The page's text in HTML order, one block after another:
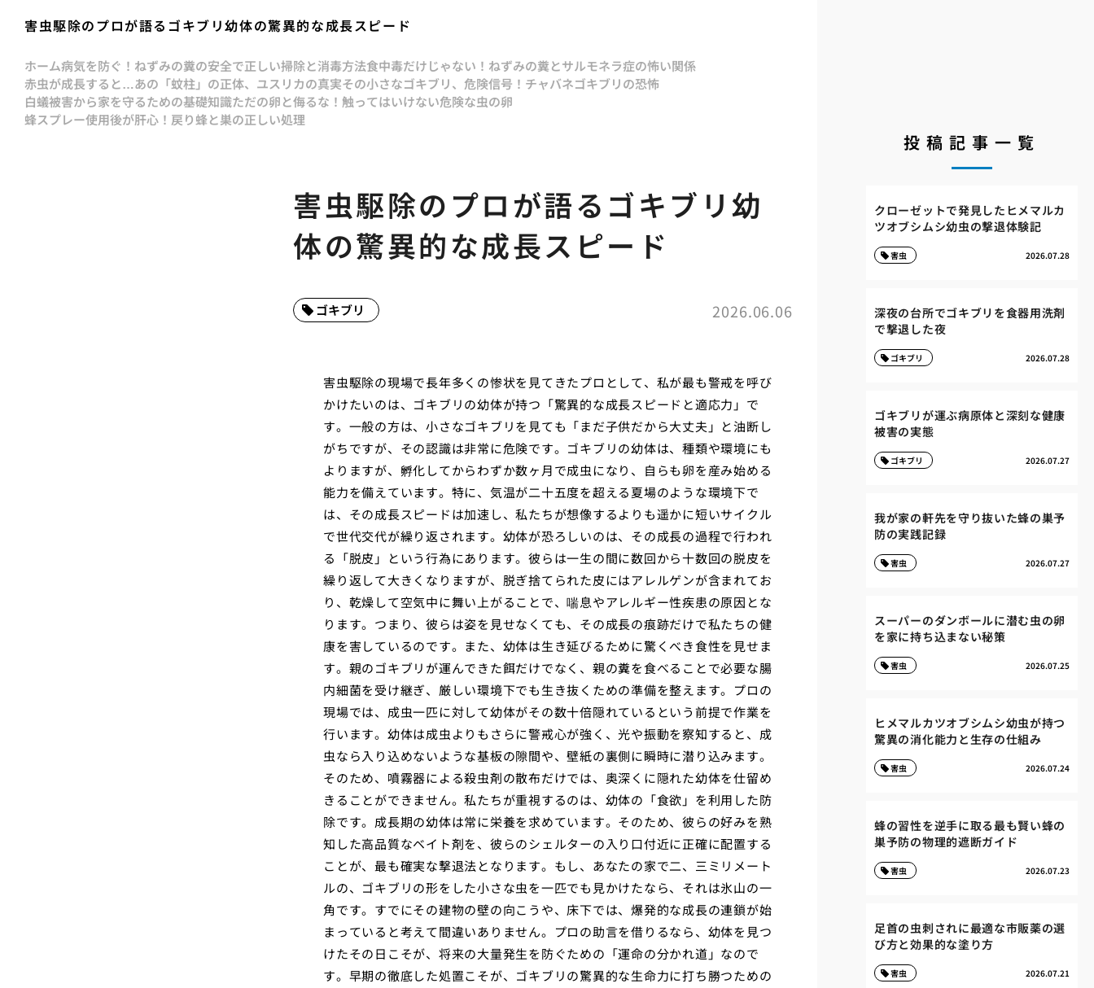
害虫駆除のプロが語るゴキブリ幼体の驚異的な成長スピード
ホーム病気を防ぐ！ねずみの糞の安全で正しい掃除と消毒方法食中毒だけじゃない！ねずみの糞とサルモネラ症の怖い関係
赤虫が成長すると…あの「蚊柱」の正体、ユスリカの真実その小さなゴキブリ、危険信号！チャバネゴキブリの恐怖
白蟻被害から家を守るための基礎知識ただの卵と侮るな！触ってはいけない危険な虫の卵
蜂スプレー使用後が肝心！戻り蜂と巣の正しい処理
害虫駆除のプロが語るゴキブリ幼
体の驚異的な成長スピード
2026.06.06
ゴキブリ
害虫駆除の現場で長年多くの惨状を見てきたプロとして、私が最も警戒を呼び
かけたいのは、ゴキブリの幼体が持つ「驚異的な成長スピードと適応力」で
す。一般の方は、小さなゴキブリを見ても「まだ子供だから大丈夫」と油断し
がちですが、その認識は非常に危険です。ゴキブリの幼体は、種類や環境にも
よりますが、孵化してからわずか数ヶ月で成虫になり、自らも卵を産み始める
能力を備えています。特に、気温が二十五度を超える夏場のような環境下で
は、その成長スピードは加速し、私たちが想像するよりも遥かに短いサイクル
で世代交代が繰り返されます。幼体が恐ろしいのは、その成長の過程で行われ
る「脱皮」という行為にあります。彼らは一生の間に数回から十数回の脱皮を
繰り返して大きくなりますが、脱ぎ捨てられた皮にはアレルゲンが含まれてお
り、乾燥して空気中に舞い上がることで、喘息やアレルギー性疾患の原因とな
ります。つまり、彼らは姿を見せなくても、その成長の痕跡だけで私たちの健
康を害しているのです。また、幼体は生き延びるために驚くべき食性を見せま
す。親のゴキブリが運んできた餌だけでなく、親の糞を食べることで必要な腸
内細菌を受け継ぎ、厳しい環境下でも生き抜くための準備を整えます。プロの
現場では、成虫一匹に対して幼体がその数十倍隠れているという前提で作業を
行います。幼体は成虫よりもさらに警戒心が強く、光や振動を察知すると、成
虫なら入り込めないような基板の隙間や、壁紙の裏側に瞬時に潜り込みます。
そのため、噴霧器による殺虫剤の散布だけでは、奥深くに隠れた幼体を仕留め
きることができません。私たちが重視するのは、幼体の「食欲」を利用した防
除です。成長期の幼体は常に栄養を求めています。そのため、彼らの好みを熟
知した高品質なベイト剤を、彼らのシェルターの入り口付近に正確に配置する
ことが、最も確実な撃退法となります。もし、あなたの家で二、三ミリメート
ルの、ゴキブリの形をした小さな虫を一匹でも見かけたなら、それは氷山の一
角です。すでにその建物の壁の向こうや、床下では、爆発的な成長の連鎖が始
まっていると考えて間違いありません。プロの助言を借りるなら、幼体を見つ
けたその日こそが、将来の大量発生を防ぐための「運命の分かれ道」なので
す。早期の徹底した処置こそが、ゴキブリの驚異的な生命力に打ち勝つための
投稿記事一覧
クローゼットで発見したヒメマルカ
ツオブシムシ幼虫の撃退体験記
2026.07.28
害虫
深夜の台所でゴキブリを食器用洗剤
で撃退した夜
2026.07.28
ゴキブリ
ゴキブリが運ぶ病原体と深刻な健康
被害の実態
2026.07.27
ゴキブリ
我が家の軒先を守り抜いた蜂の巣予
防の実践記録
2026.07.27
害虫
スーパーのダンボールに潜む虫の卵
を家に持ち込まない秘策
2026.07.25
害虫
ヒメマルカツオブシムシ幼虫が持つ
驚異の消化能力と生存の仕組み
2026.07.24
害虫
蜂の習性を逆手に取る最も賢い蜂の
巣予防の物理的遮断ガイド
2026.07.23
害虫
足首の虫刺されに最適な市販薬の選
び方と効果的な塗り方
2026.07.21
害虫